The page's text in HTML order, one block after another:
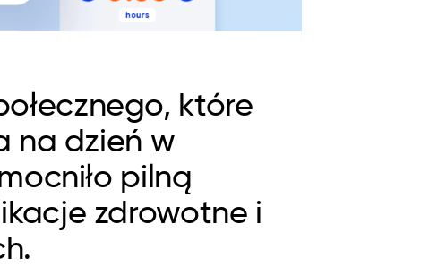
które
na dzień w
pilną
zdrowotne i